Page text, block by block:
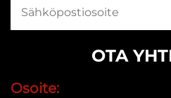
OTA
Osoite: